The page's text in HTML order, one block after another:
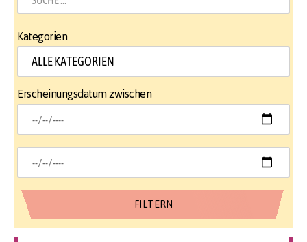
Kategorien
Erscheinungsdatum zwischen